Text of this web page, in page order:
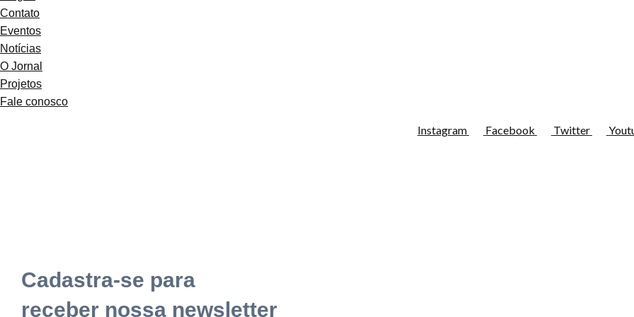
Contato
Eventos
Notícias
O Jornal
Projetos
Fale conosco
Instagram Facebook Twitter
Cadastra-se para
receber nossa newsletter